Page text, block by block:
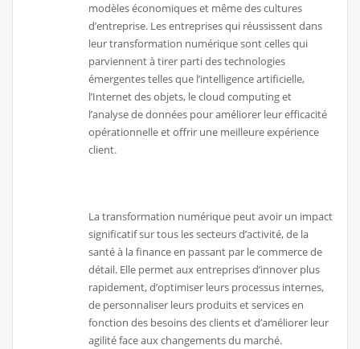
modèles économiques et même des cultures
d’entreprise. Les entreprises qui réussissent dans
leur transformation numérique sont celles qui
parviennent à tirer parti des technologies
émergentes telles que l’intelligence artificielle,
l’Internet des objets, le cloud computing et
l’analyse de données pour améliorer leur efficacité
opérationnelle et offrir une meilleure expérience
client.
La transformation numérique peut avoir un impact
significatif sur tous les secteurs d’activité, de la
santé à la finance en passant par le commerce de
détail. Elle permet aux entreprises d’innover plus
rapidement, d’optimiser leurs processus internes,
de personnaliser leurs produits et services en
fonction des besoins des clients et d’améliorer leur
agilité face aux changements du marché.